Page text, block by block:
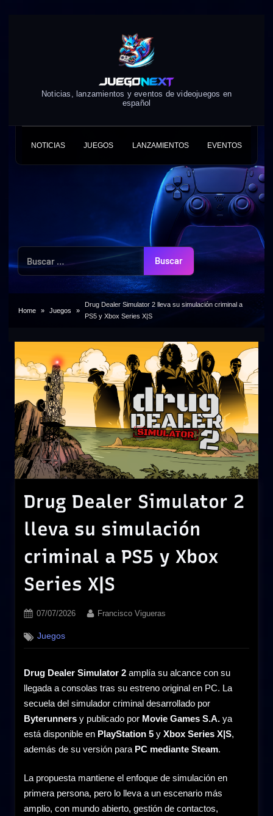
Noticias, lanzamientos y eventos de videojuegos en
español
NOTICIAS JUEGOS LANZAMIENTOS EVENTOS
Home Juegos
Drug Dealer Simulator 2 lleva su simulación criminal a
PS5 y Xbox Series X|S
Drug Dealer Simulator 2
lleva su simulación
criminal a PS5 y Xbox
Series X|S
Posted
07/07/2026 By
Francisco Vigueras
Juegos
Drug Dealer Simulator 2 amplía su alcance con su
llegada a consolas tras su estreno original en PC. La
secuela del simulador criminal desarrollado por
Byterunners y publicado por Movie Games S.A. ya
está disponible en PlayStation 5 y Xbox Series X|S,
además de su versión para PC mediante Steam.
La propuesta mantiene el enfoque de simulación en
primera persona, pero lo lleva a un escenario más
amplio, con mundo abierto, gestión de contactos,